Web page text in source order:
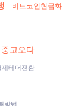
비트코인현금화
중고오다
제테더전환